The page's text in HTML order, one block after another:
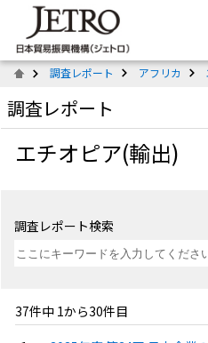
調査レポート アフリカ
調査レポート
エチオピア(輸出)
調査レポート検索
37件中 1から30件目